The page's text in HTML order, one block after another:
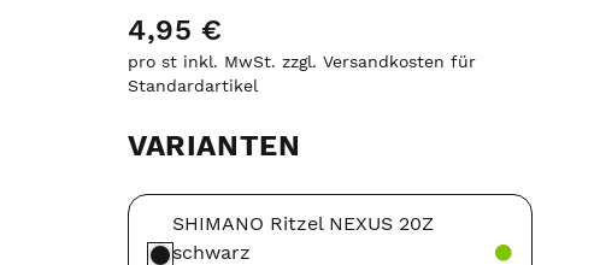
4,95 €
pro st inkl. MwSt. zzgl. Versandkosten für
Standardartikel
VARIANTEN
SHIMANO Ritzel NEXUS 20Z
schwarz